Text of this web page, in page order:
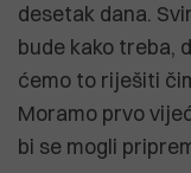
desetak dana.
bude kako treba,
ćemo to riješiti
Moramo prvo
bi se mogli